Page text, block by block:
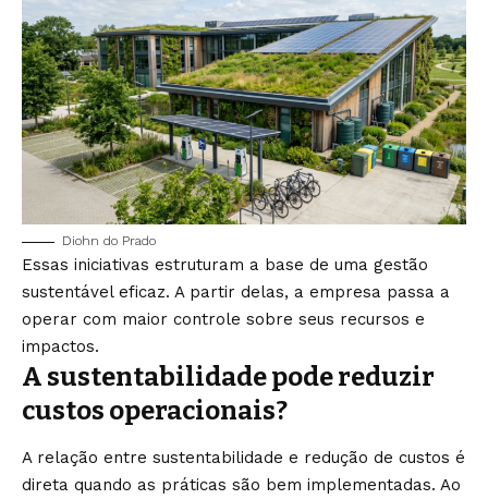
Diohn do Prado
Essas iniciativas estruturam a base de uma gestão
sustentável eficaz. A partir delas, a empresa passa a
operar com maior controle sobre seus recursos e
impactos.
A sustentabilidade pode reduzir
custos operacionais?
A relação entre sustentabilidade e redução de custos é
direta quando as práticas são bem implementadas. Ao